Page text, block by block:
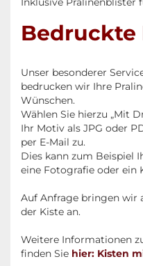
Bedruckte
Unser besonderer
bedrucken wir Ihre
Wünschen.
Wählen Sie hierzu „Mit
Ihr Motiv als JPG oder
per E-Mail zu.
Dies kann zum Beispiel
eine Fotografie oder ein
Auf Anfrage bringen wir
der Kiste an.
Weitere Informationen
finden Sie hier: Kisten